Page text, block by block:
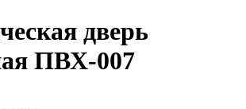
дверь
ПВХ-007